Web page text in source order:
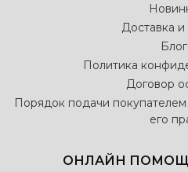
Доставка и
Блог
Политика
Договор
Порядок подачи
его
ОНЛАЙН ПОМОЩЬ